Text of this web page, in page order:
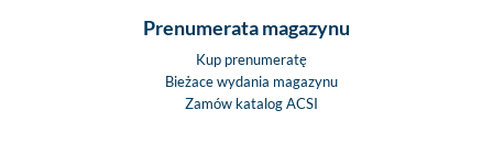
Prenumerata magazynu
Kup prenumeratę
Bieżace wydania magazynu
Zamów katalog ACSI